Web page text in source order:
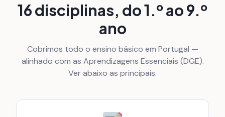
16 disciplinas, do 1.º ao 9.º
ano
Cobrimos todo o ensino básico em Portugal —
alinhado com as Aprendizagens Essenciais (DGE).
Ver abaixo as principais.